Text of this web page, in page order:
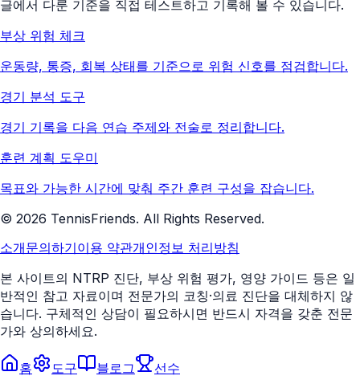
글에서 다룬 기준을 직접 테스트하고 기록해 볼 수 있습니다.
부상 위험 체크
운동량, 통증, 회복 상태를 기준으로 위험 신호를 점검합니다.
경기 분석 도구
경기 기록을 다음 연습 주제와 전술로 정리합니다.
훈련 계획 도우미
목표와 가능한 시간에 맞춰 주간 훈련 구성을 잡습니다.
© 2026 TennisFriends. All Rights Reserved.
소개문의하기이용 약관개인정보 처리방침
본 사이트의 NTRP 진단, 부상 위험 평가, 영양 가이드 등은 일
반적인 참고 자료이며 전문가의 코칭·의료 진단을 대체하지 않
습니다. 구체적인 상담이 필요하시면 반드시 자격을 갖춘 전문
가와 상의하세요.
홈 도구 블로그 선수